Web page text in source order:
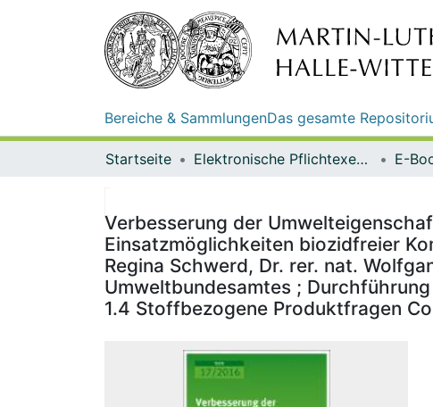
Bereiche & SammlungenDas gesamte
Startseite Elektronische Pflichtexemplare E-
Verbesserung der
Einsatzmöglichkeiten biozidfreier
Regina Schwerd, Dr. rer. nat.
Umweltbundesamtes ;
1.4 Stoffbezogene Produktfragen